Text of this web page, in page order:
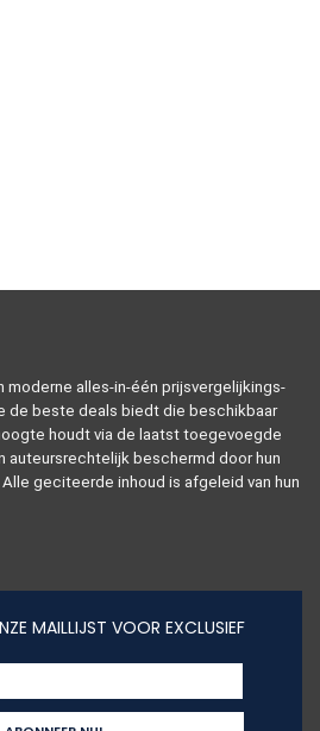
moderne alles-in-één prijsvergelijkings-
de beste deals biedt die beschikbaar
houdt via de laatst toegevoegde
auteursrechtelijk beschermd door hun
geciteerde inhoud is afgeleid van hun
MAILLIJST VOOR EXCLUSIEF